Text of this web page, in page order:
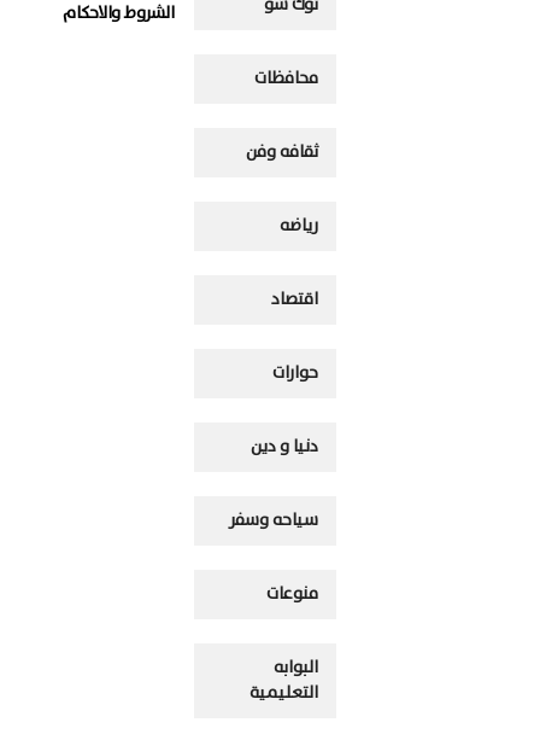
محافظات
ثقافه وفن
رياضه
اقتصاد
حوارات
دنيا و دين
سياحه وسفر
منوعات
البوابه
التعليمية
الشروط والاحكام